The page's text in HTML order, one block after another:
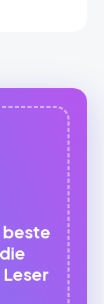
beste
Leser